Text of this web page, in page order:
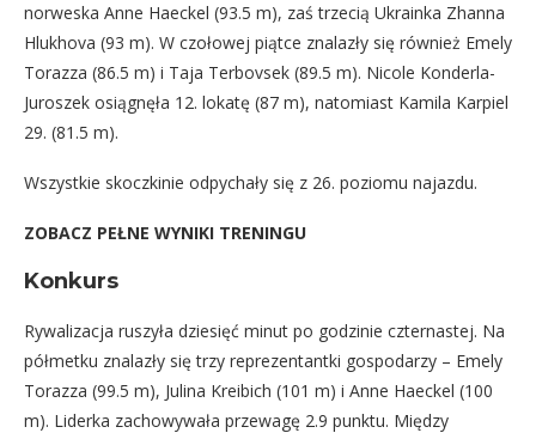
norweska Anne Haeckel (93.5 m), zaś trzecią Ukrainka Zhanna
Hlukhova (93 m). W czołowej piątce znalazły się również Emely
Torazza (86.5 m) i Taja Terbovsek (89.5 m). Nicole Konderla-
Juroszek osiągnęła 12. lokatę (87 m), natomiast Kamila Karpiel
29. (81.5 m).
Wszystkie skoczkinie odpychały się z 26. poziomu najazdu.
ZOBACZ PEŁNE WYNIKI TRENINGU
Konkurs
Rywalizacja ruszyła dziesięć minut po godzinie czternastej. Na
półmetku znalazły się trzy reprezentantki gospodarzy – Emely
Torazza (99.5 m), Julina Kreibich (101 m) i Anne Haeckel (100
m). Liderka zachowywała przewagę 2.9 punktu. Między